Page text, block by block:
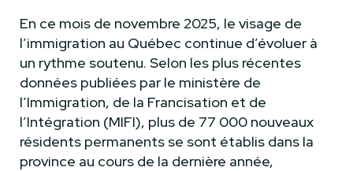
En ce mois de novembre 2025, le visage de
l’immigration au Québec continue d’évoluer à
un rythme soutenu. Selon les plus récentes
données publiées par le ministère de
l’Immigration, de la Francisation et de
l’Intégration (MIFI), plus de 77 000 nouveaux
résidents permanents se sont établis dans la
province au cours de la dernière année,